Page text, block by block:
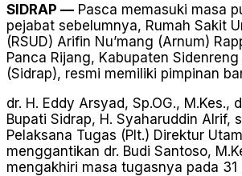
SIDRAP — Pasca memasuki masa
pejabat sebelumnya, Rumah Sakit
(RSUD) Arifin Nu’mang (Arnum)
Panca Rijang, Kabupaten Sidenreng
(Sidrap), resmi memiliki pimpinan
dr. H. Eddy Arsyad, Sp.OG., M.Kes.,
Bupati Sidrap, H. Syaharuddin Alrif,
Pelaksana Tugas (Plt.) Direktur
menggantikan dr. Budi Santoso,
mengakhiri masa tugasnya pada 31